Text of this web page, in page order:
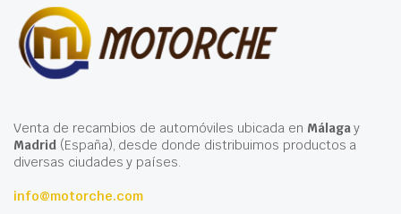
Venta de recambios de automóviles ubicada en Málagay
Madrid(España), desde donde distribuimos productos a
diversas ciudades y países.
info@motorche.com